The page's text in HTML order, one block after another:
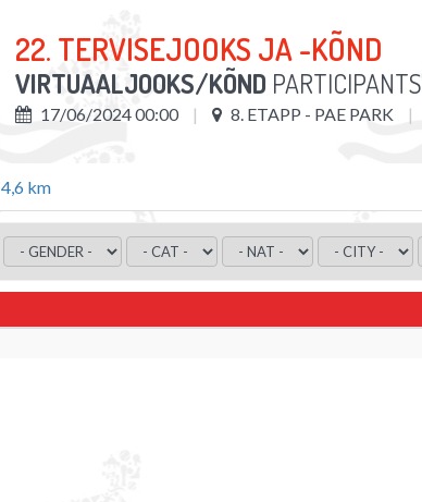
22. TERVISEJOOKS JA -KÕND
VIRTUAALJOOKS/KÕND PARTICIPANTS
17/06/2024 00:00 8. ETAPP - PAE PARK
4,6 km